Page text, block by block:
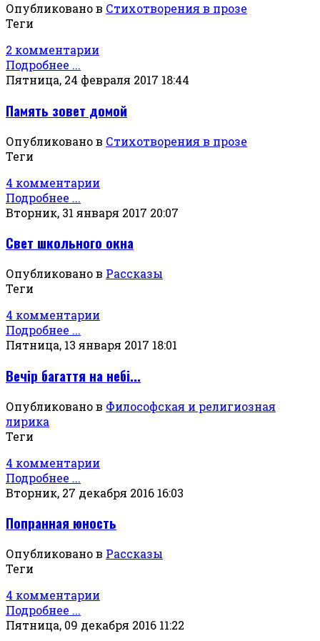
Опубликовано в Стихотворения в прозе
Теги
2 комментарии
Подробнее ...
Пятница, 24 февраля 2017 18:44
Память зовет домой
Опубликовано в Стихотворения в прозе
Теги
4 комментарии
Подробнее ...
Вторник, 31 января 2017 20:07
Свет школьного окна
Опубликовано в Рассказы
Теги
4 комментарии
Подробнее ...
Пятница, 13 января 2017 18:01
Вечір багаття на небі...
Опубликовано в Философская и религиозная
лирика
Теги
4 комментарии
Подробнее ...
Вторник, 27 декабря 2016 16:03
Попранная юность
Опубликовано в Рассказы
Теги
4 комментарии
Подробнее ...
Пятница, 09 декабря 2016 11:22